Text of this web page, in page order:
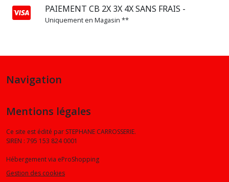
PAIEMENT CB 2X 3X 4X SANS FRAIS -
Uniquement en Magasin **
Navigation
Mentions légales
Ce site est édité par STEPHANE CARROSSERIE.
SIREN : 795 153 824 0001
Hébergement via eProShopping
Gestion des cookies